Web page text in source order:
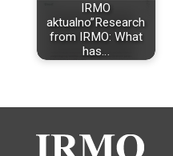
IRMO
aktualno”Research
from IRMO: What
has…